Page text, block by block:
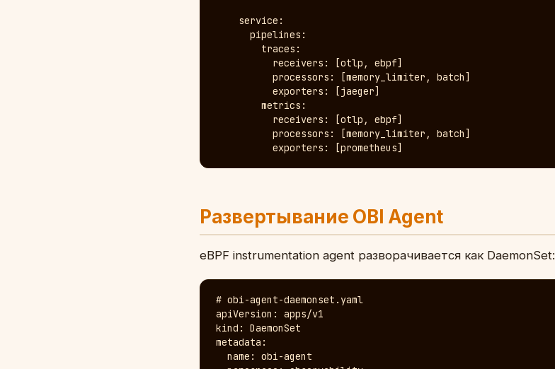
    service:
      pipelines:
        traces:
          receivers: [otlp, ebpf]
          processors: [memory_limiter, batch]
          exporters: [jaeger]
        metrics:
          receivers: [otlp, ebpf]
          processors: [memory_limiter, batch]
          exporters: [prometheus]
Развертывание OBI Agent
eBPF instrumentation agent разворачивается как DaemonSet:
# obi-agent-daemonset.yaml
apiVersion: apps/v1
kind: DaemonSet
metadata:
  name: obi-agent